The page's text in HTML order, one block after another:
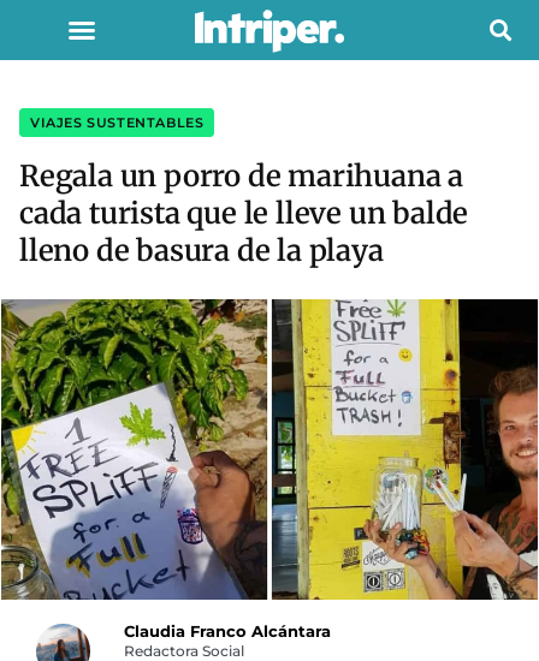
VIAJES SUSTENTABLES
Regala un porro de marihuana a
cada turista que le lleve un balde
lleno de basura de la playa
Claudia Franco Alcántara
Redactora Social